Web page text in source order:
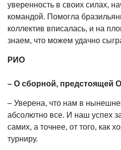
уверенность в своих силах,
командой. Помогла
коллектив вписалась, и на
знаем, что можем удачно
РИО
– О сборной, предстоящей
– Уверена, что нам в
абсолютно все. И наш успех
самих, а точнее, от того, как
турниру.